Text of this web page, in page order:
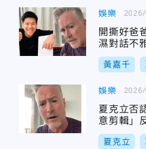
娛樂
開撕好爸
濕對話不
給警方
黃嘉千
娛樂
夏克立否
意剪輯」
夏克立